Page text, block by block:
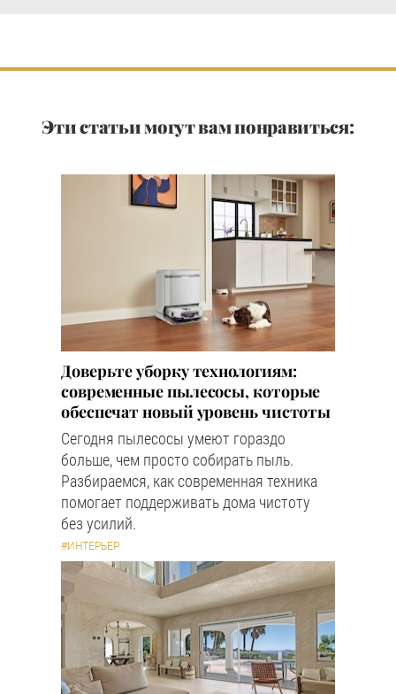
Эти статьи могут вам понравиться:
Доверьте уборку технологиям:
современные пылесосы, которые
обеспечат новый уровень чистоты
Сегодня пылесосы умеют гораздо
больше, чем просто собирать пыль.
Разбираемся, как современная техника
помогает поддерживать дома чистоту
без усилий.
#ИНТЕРЬЕР